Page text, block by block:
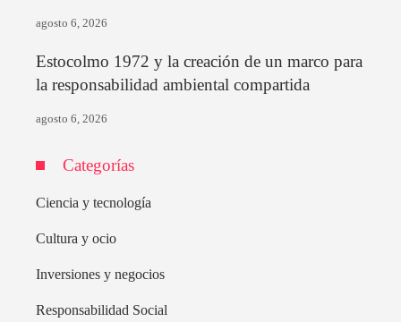
agosto 6, 2026
Estocolmo 1972 y la creación de un marco para
la responsabilidad ambiental compartida
agosto 6, 2026
Categorías
Ciencia y tecnología
Cultura y ocio
Inversiones y negocios
Responsabilidad Social